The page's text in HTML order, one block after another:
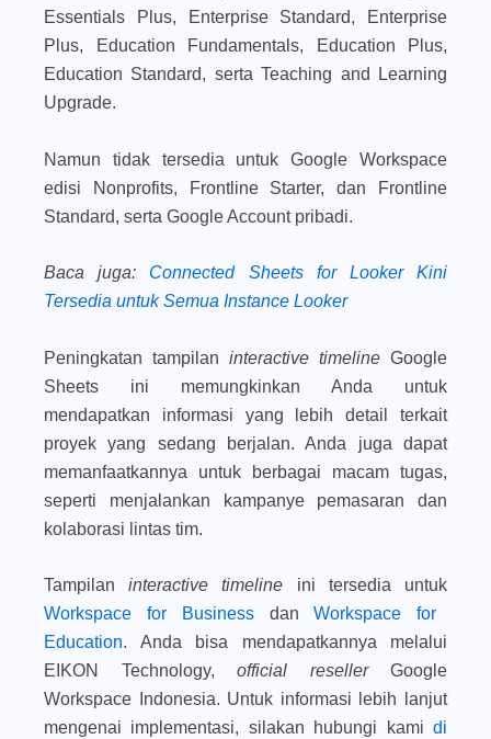
Essentials Plus, Enterprise Standard, Enterprise
Plus, Education Fundamentals, Education Plus,
Education Standard, serta Teaching and Learning
Upgrade.
Namun tidak tersedia untuk Google Workspace
edisi Nonprofits, Frontline Starter, dan Frontline
Standard, serta Google Account pribadi.
Baca juga:
Connected Sheets for Looker Kini
Tersedia untuk Semua Instance Looker
Peningkatan tampilan interactive timeline Google
Sheets ini memungkinkan Anda untuk
mendapatkan informasi yang lebih detail terkait
proyek yang sedang berjalan. Anda juga dapat
memanfaatkannya untuk berbagai macam tugas,
seperti menjalankan kampanye pemasaran dan
kolaborasi lintas tim.
Tampilaninteractive timeline ini tersedia untuk
Workspace for Businessdan
Workspace for
Education. Anda bisa mendapatkannya melalui
EIKON Technology, official reseller Google
Workspace Indonesia. Untuk informasi lebih lanjut
mengenai implementasi, silakan hubungi kami di